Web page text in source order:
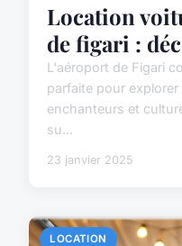
Location
de figari :
L'aéroport de Figari
parfaite pour
enchanteurs et
su...
23 janvier 2025
LOCATION